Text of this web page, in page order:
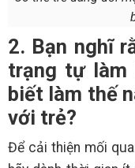
2. Bạn nghĩ
trạng tự làm
biết làm thế
với trẻ?
Để cải thiện mối